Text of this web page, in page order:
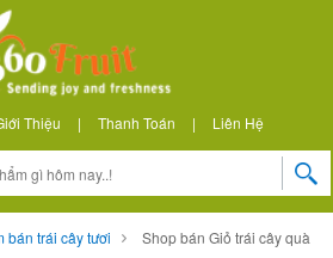
Thiệu | Thanh Toán | Liên Hệ
bán trái cây tươi
Shop bán Giỏ trái cây quà